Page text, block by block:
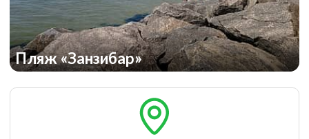
Пляж «Занзибар»